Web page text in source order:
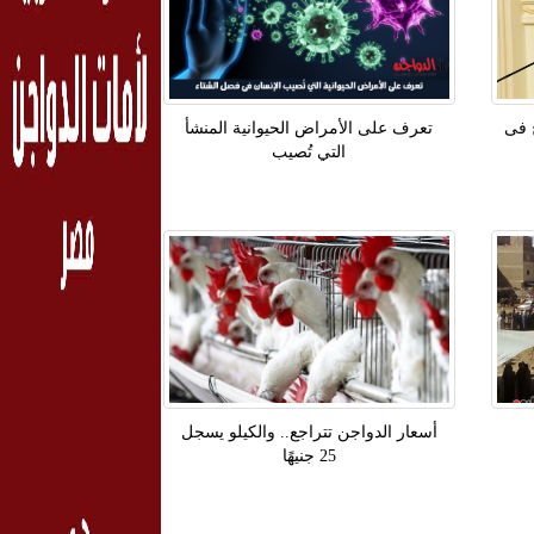
تعرف على الأمراض الحيوانية المنشأ
التي تُصيب
فى
أسعار الدواجن تتراجع.. والكيلو يسجل
25 جنيهًا